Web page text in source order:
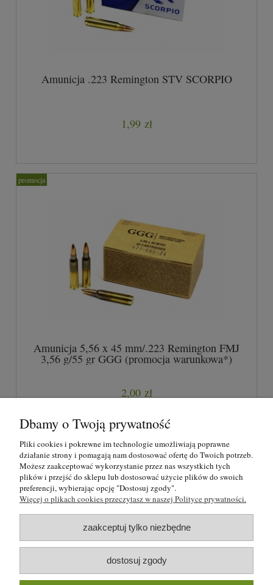
Amunicja .223 Remington STV SCORPIO
1,99 zł
Amunicja 5,56 x 45 mm/.223 Remington FMJ
3,56 g/55 gr GGG (promocja warunkowa*)
2,00 zł
Najniższa cena:2,10 zł
promocja
O nas
Regulamin i polityka prywatności
Formy płatności i rezerwacje
Moje konto
Dbamy o Twoją prywatność
Pliki cookies i pokrewne im technologie umożliwiają poprawne
działanie strony i pomagają nam dostosować ofertę do Twoich potrzeb.
Możesz zaakceptować wykorzystanie przez nas wszystkich tych
plików i przejść do sklepu lub dostosować użycie plików do swoich
preferencji, wybierając opcję "Dostosuj zgody".
Więcej o plikach cookies przeczytasz w naszej Polityce prywatności.
zaakceptuj tylko niezbędne
dostosuj zgody